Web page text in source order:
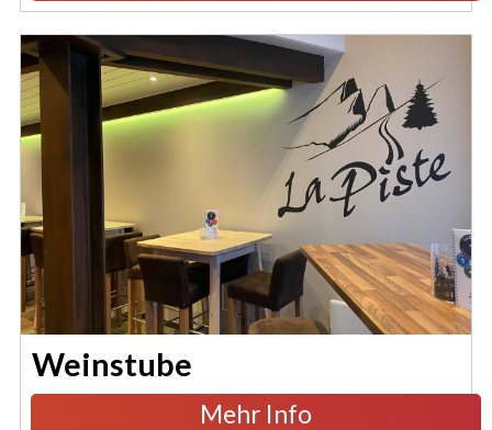
Weinstube
Mehr Info